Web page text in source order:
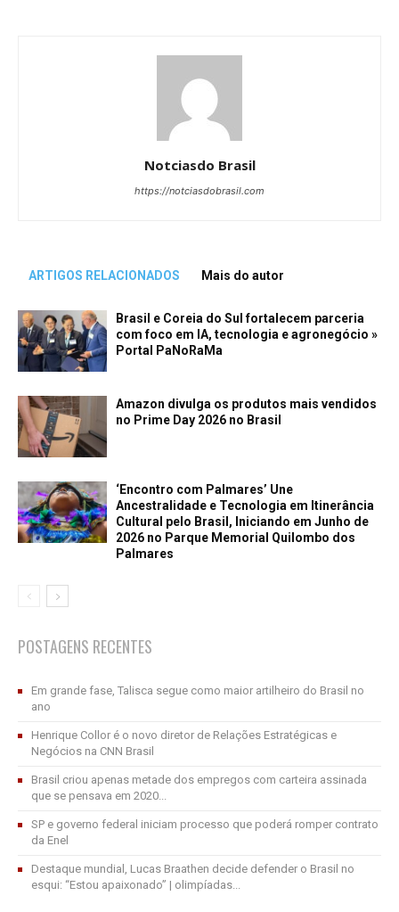
Notciasdo Brasil
https://notciasdobrasil.com
ARTIGOS RELACIONADOS Mais do autor
Brasil e Coreia do Sul fortalecem parceria
com foco em IA, tecnologia e agronegócio »
Portal PaNoRaMa
Amazon divulga os produtos mais vendidos
no Prime Day 2026 no Brasil
‘Encontro com Palmares’ Une
Ancestralidade e Tecnologia em Itinerância
Cultural pelo Brasil, Iniciando em Junho de
2026 no Parque Memorial Quilombo dos
Palmares
POSTAGENS RECENTES
Em grande fase, Talisca segue como maior artilheiro do Brasil no
ano
Henrique Collor é o novo diretor de Relações Estratégicas e
Negócios na CNN Brasil
Brasil criou apenas metade dos empregos com carteira assinada
que se pensava em 2020...
SP e governo federal iniciam processo que poderá romper contrato
da Enel
Destaque mundial, Lucas Braathen decide defender o Brasil no
esqui: “Estou apaixonado” | olimpíadas...